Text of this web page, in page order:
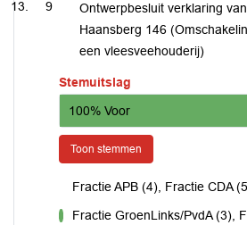
9
Ontwerpbesluit verklaring
Haansberg 146
een vleesveehouderij)
Stemuitslag
100% Voor
Toon stemmen
Fractie APB (4), Fractie CDA
Fractie GroenLinks/PvdA (3),